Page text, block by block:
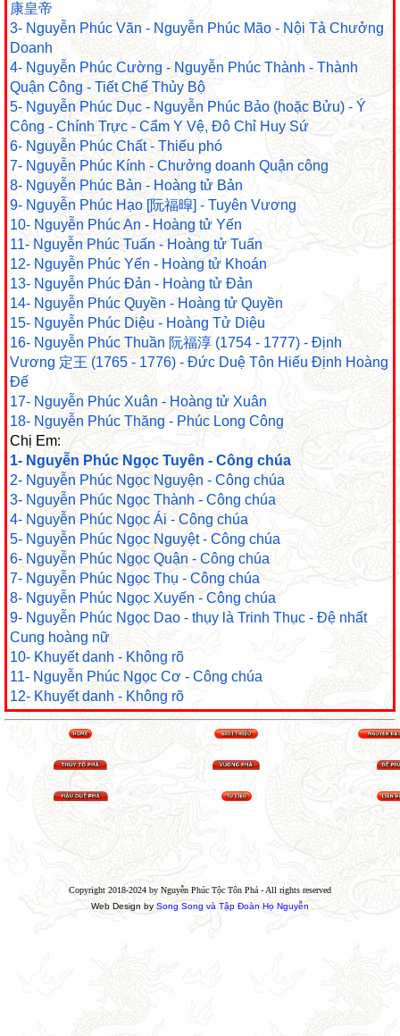
康皇帝
3- Nguyễn Phúc Văn - Nguyễn Phúc Mão - Nội Tả Chưởng
Doanh
4- Nguyễn Phúc Cường - Nguyễn Phúc Thành - Thành
Quận Công - Tiết Chế Thủy Bộ
5- Nguyễn Phúc Dục - Nguyễn Phúc Bảo (hoặc Bửu) - Ý
Công - Chính Trực - Cẩm Y Vệ, Đô Chỉ Huy Sứ
6- Nguyễn Phúc Chất - Thiếu phó
7- Nguyễn Phúc Kính - Chưởng doanh Quận công
8- Nguyễn Phúc Bản - Hoàng tử Bản
9- Nguyễn Phúc Hạo [阮福暭] - Tuyên Vương
10- Nguyễn Phúc An - Hoàng tử Yến
11- Nguyễn Phúc Tuấn - Hoàng tử Tuấn
12- Nguyễn Phúc Yến - Hoàng tử Khoán
13- Nguyễn Phúc Đản - Hoàng tử Đản
14- Nguyễn Phúc Quyền - Hoàng tử Quyền
15- Nguyễn Phúc Diệu - Hoàng Tử Diệu
16- Nguyễn Phúc Thuần 阮福淳 (1754 - 1777) - Định
Vương 定王 (1765 - 1776) - Đức Duệ Tôn Hiếu Định Hoàng
Đế
17- Nguyễn Phúc Xuân - Hoàng tử Xuân
18- Nguyễn Phúc Thăng - Phúc Long Công
Chị Em:
1- Nguyễn Phúc Ngọc Tuyên - Công chúa
2- Nguyễn Phúc Ngọc Nguyện - Công chúa
3- Nguyễn Phúc Ngọc Thành - Công chúa
4- Nguyễn Phúc Ngọc Ái - Công chúa
5- Nguyễn Phúc Ngọc Nguyệt - Công chúa
6- Nguyễn Phúc Ngọc Quận - Công chúa
7- Nguyễn Phúc Ngọc Thụ - Công chúa
8- Nguyễn Phúc Ngọc Xuyến - Công chúa
9- Nguyễn Phúc Ngọc Dao - thụy là Trinh Thục - Đệ nhất
Cung hoàng nữ
10- Khuyết danh - Không rõ
11- Nguyễn Phúc Ngọc Cơ - Công chúa
12- Khuyết danh - Không rõ
Copyright 2018-2024 by Nguyễn Phúc Tộc Tôn Phả - All rights reserved
Web Design by Song Song và Tập Đoàn Họ Nguyễn